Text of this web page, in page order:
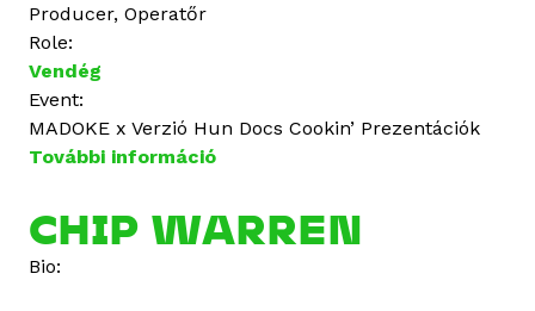
Producer, Operatőr
Role:
Vendég
Event:
MADOKE x Verzió Hun Docs Cookin’ Prezentációk
További információ
i
p
CHIP WARREN
Bio: